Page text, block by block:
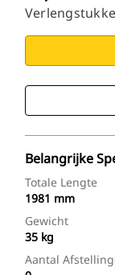
Belangrijke
Totale Lengte
1981 mm
Gewicht
35 kg
Aantal